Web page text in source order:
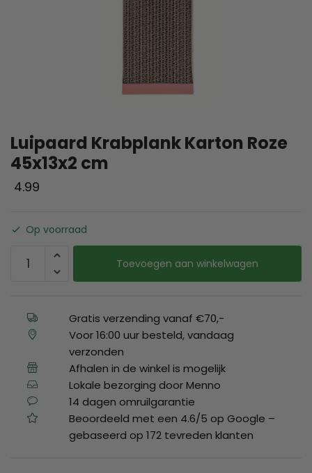
Luipaard Krabplank Karton Roze
45x13x2 cm
4.99
Op voorraad
Toevoegen aan winkelwagen
Gratis verzending vanaf €70,-
Voor 16:00 uur besteld, vandaag
verzonden
Afhalen in de winkel is mogelijk
Lokale bezorging door Menno
14 dagen omruilgarantie
Beoordeeld met een 4.6/5 op Google –
gebaseerd op 172 tevreden klanten